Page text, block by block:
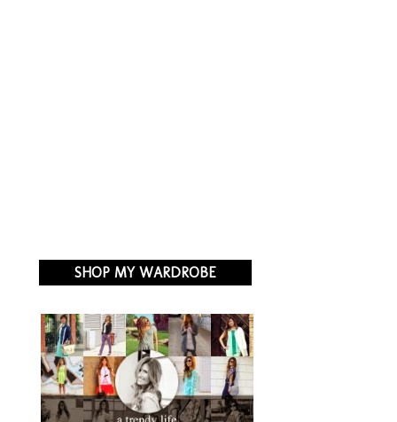
SHOP MY WARDROBE